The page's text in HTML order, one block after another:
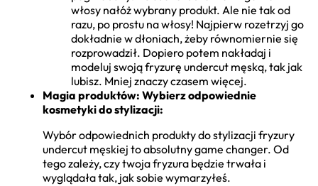
włosy nałóż wybrany produkt. Ale nie tak od
razu, po prostu na włosy! Najpierw rozetrzyj go
dokładnie w dłoniach, żeby równomiernie się
rozprowadził. Dopiero potem nakładaj i
modeluj swoją fryzurę undercut męską, tak jak
lubisz. Mniej znaczy czasem więcej.
Magia produktów: Wybierz odpowiednie
kosmetyki do stylizacji:
Wybór odpowiednich produkty do stylizacji fryzury
undercut męskiej to absolutny game changer. Od
tego zależy, czy twoja fryzura będzie trwała i
wyglądała tak, jak sobie wymarzyłeś.